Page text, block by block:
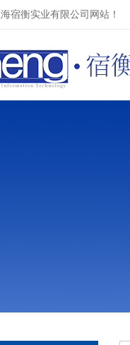
宿衡实业有限公司网站！